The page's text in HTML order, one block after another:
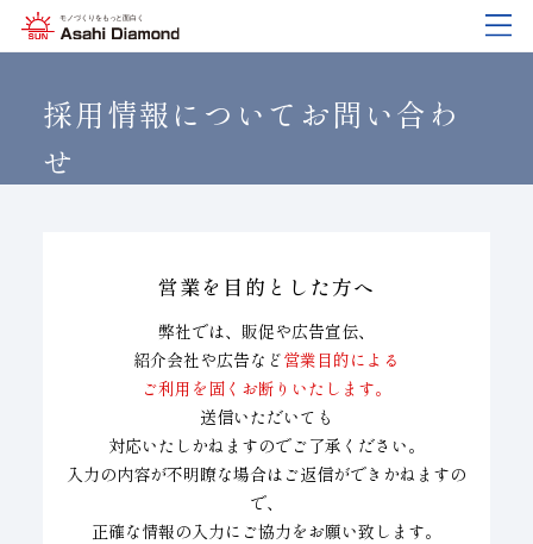
企業情報
ダイヤの輪
会社概要
役員紹介
製品紹介
工具の種類から探す
加工方法から探す
ワークから探す
技術情報
教えて！研削工具
トラブルシューティング
ご使用上の注意
各製品の安全な取扱いについて
研究開発
イノベーションストーリー
サステナビリティ
コーポレート・ガバナンス
リスクマネジメント（BCM）
品質への取り組み
環境への取り組み
人材育成
IR情報
株式に関する諸手続き
IRカレンダー
ディスクロージャーポリシー
採用情報についてお問い合わ
せ
営業を目的とした方へ
弊社では、販促や広告宣伝、
紹介会社や広告など営業目的による
ご利用を固くお断りいたします。
送信いただいても
対応いたしかねますのでご了承ください。
入力の内容が不明瞭な場合はご返信ができかねますの
で、
正確な情報の入力にご協力をお願い致します。